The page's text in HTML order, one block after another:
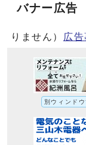
バナー広告
りません）
広
別ウィンドウ